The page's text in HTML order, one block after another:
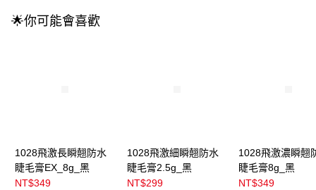
🌟你可能會喜歡
1028飛激長瞬翹防水
睫毛膏EX_8g_黑
NT$349
1028飛激細瞬翹防水
睫毛膏2.5g_黑
NT$299
1028飛激濃瞬翹
睫毛膏8g_黑
NT$349